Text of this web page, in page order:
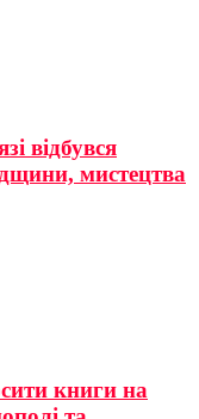
відбувся
мистецтва
книги на